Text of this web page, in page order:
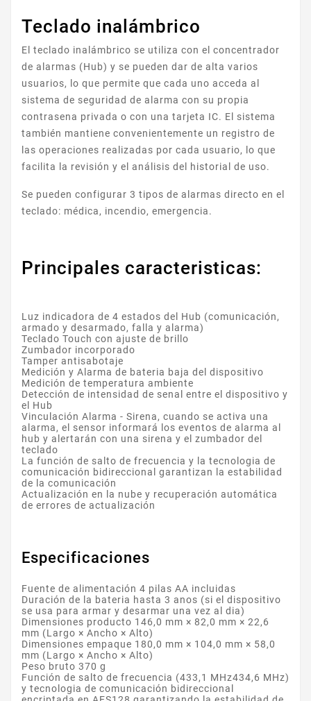
Teclado inalámbrico
El teclado inalámbrico se utiliza con el concentrador
de alarmas (Hub) y se pueden dar de alta varios
usuarios, lo que permite que cada uno acceda al
sistema de seguridad de alarma con su propia
contrasena privada o con una tarjeta IC. El sistema
también mantiene convenientemente un registro de
las operaciones realizadas por cada usuario, lo que
facilita la revisión y el análisis del historial de uso.
Se pueden configurar 3 tipos de alarmas directo en el
teclado: médica, incendio, emergencia.
Principales caracteristicas:
Luz indicadora de 4 estados del Hub (comunicación,
armado y desarmado, falla y alarma)
Teclado Touch con ajuste de brillo
Zumbador incorporado
Tamper antisabotaje
Medición y Alarma de bateria baja del dispositivo
Medición de temperatura ambiente
Detección de intensidad de senal entre el dispositivo y
el Hub
Vinculación Alarma - Sirena, cuando se activa una
alarma, el sensor informará los eventos de alarma al
hub y alertarán con una sirena y el zumbador del
teclado
La función de salto de frecuencia y la tecnologia de
comunicación bidireccional garantizan la estabilidad
de la comunicación
Actualización en la nube y recuperación automática
de errores de actualización
Especificaciones
Fuente de alimentación 4 pilas AA incluidas
Duración de la bateria hasta 3 anos (si el dispositivo
se usa para armar y desarmar una vez al dia)
Dimensiones producto 146,0 mm × 82,0 mm × 22,6
mm (Largo × Ancho × Alto)
Dimensiones empaque 180,0 mm × 104,0 mm × 58,0
mm (Largo × Ancho × Alto)
Peso bruto 370 g
Función de salto de frecuencia (433,1 MHz434,6 MHz)
y tecnologia de comunicación bidireccional